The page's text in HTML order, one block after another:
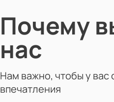
Почему
нас
Нам важно, чтобы у вас
впечатления